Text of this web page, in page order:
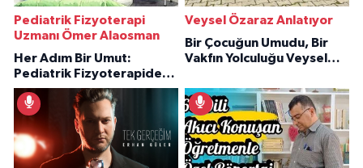
Pediatrik Fizyoterapi
Uzmanı Ömer Alaosman
Her Adım Bir Umut:
Pediatrik Fizyoterapiden
İlham Veren Hikâyeler
Veysel Özaraz Anlatıyor
Bir Çocuğun Umudu, Bir
Vakfın Yolculuğu Veysel